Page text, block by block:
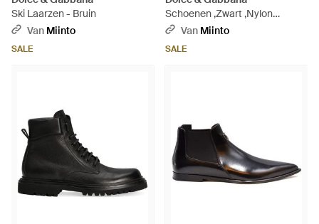
Ski Laarzen - Bruin
Van Miinto
SALE
Schoenen ,Zwart ,Nylon
Snowboots - Zwart
Van Miinto
SALE